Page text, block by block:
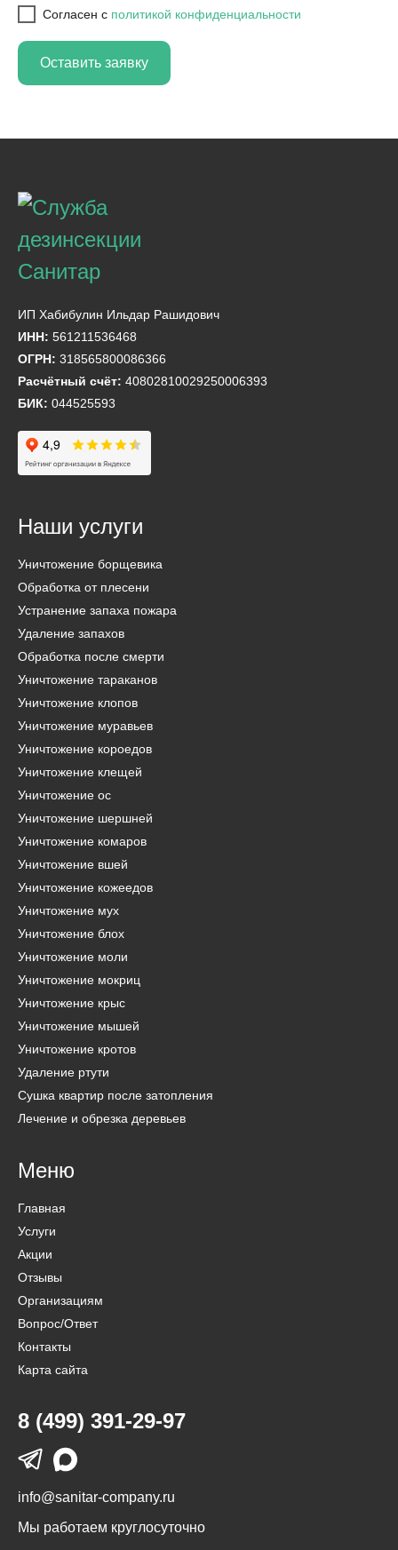
Cогласен с политикой конфиденциальности
Оставить заявку
ИП Хабибулин Ильдар Рашидович
ИНН: 561211536468
ОГРН: 318565800086366
Расчётный счёт: 40802810029250006393
БИК: 044525593
Наши услуги
Уничтожение борщевика
Обработка от плесени
Устранение запаха пожара
Удаление запахов
Обработка после смерти
Уничтожение тараканов
Уничтожение клопов
Уничтожение муравьев
Уничтожение короедов
Уничтожение клещей
Уничтожение ос
Уничтожение шершней
Уничтожение комаров
Уничтожение вшей
Уничтожение кожеедов
Уничтожение мух
Уничтожение блох
Уничтожение моли
Уничтожение мокриц
Уничтожение крыс
Уничтожение мышей
Уничтожение кротов
Удаление ртути
Сушка квартир после затопления
Лечение и обрезка деревьев
Меню
Главная
Услуги
Акции
Отзывы
Организациям
Вопрос/Ответ
Контакты
Карта сайта
8 (499) 391-29-97
info@sanitar-company.ru
Мы работаем круглосуточно